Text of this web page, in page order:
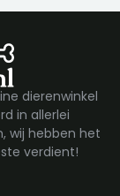
dierenwinkel
in allerlei
wij hebben het
verdient!